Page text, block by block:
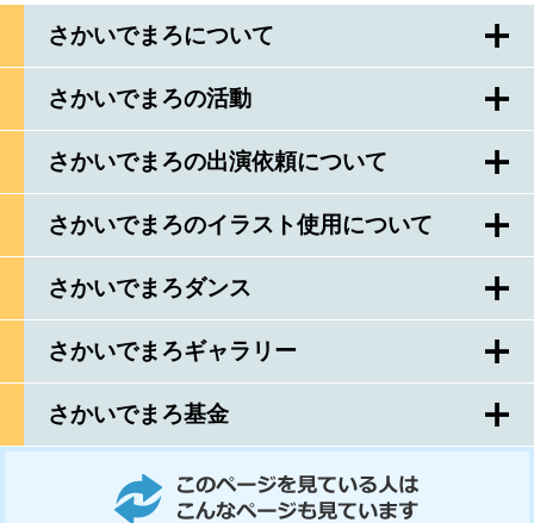
さかいでまろについて
さかいでまろの活動
さかいでまろの出演依頼について
さかいでまろのイラスト使用について
さかいでまろダンス
さかいでまろギャラリー
さかいでまろ基金